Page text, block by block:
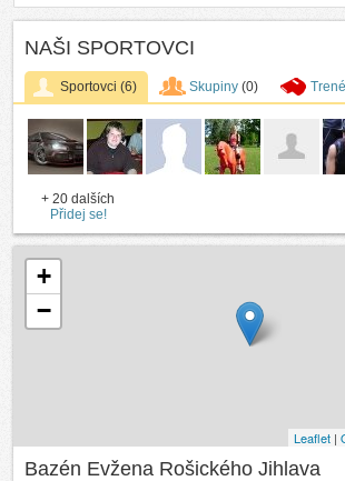
NAŠI SPORTOVCI
Sportovci (6) Skupiny (0)
+ 20 dalších
Přidej se!
+
−
Leaflet |
Bazén Evžena Rošického Jihlava